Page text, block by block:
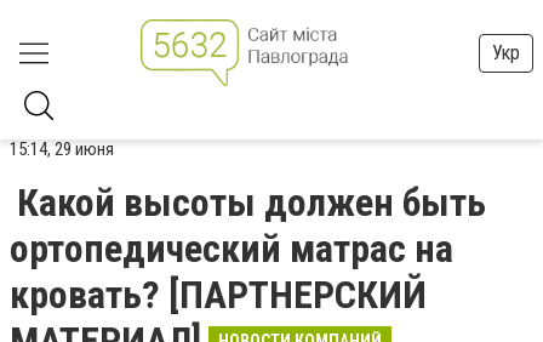
Укр
15:14, 29 июня
Какой высоты должен быть
ортопедический матрас на
кровать? [ПАРТНЕРСКИЙ